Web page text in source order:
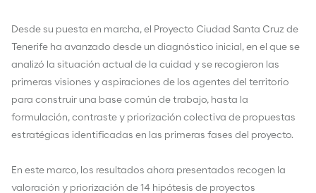
Desde su puesta en marcha, el Proyecto Ciudad Santa Cruz de
Tenerife ha avanzado desde un diagnóstico inicial, en el que se
analizó la situación actual de la cuidad y se recogieron las
primeras visiones y aspiraciones de los agentes del territorio
para construir una base común de trabajo, hasta la
formulación, contraste y priorización colectiva de propuestas
estratégicas identificadas en las primeras fases del proyecto.
En este marco, los resultados ahora presentados recogen la
valoración y priorización de 14 hipótesis de proyectos